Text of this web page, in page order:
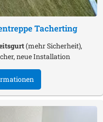
Tacherting
(mehr Sicherheit),
neue Installation